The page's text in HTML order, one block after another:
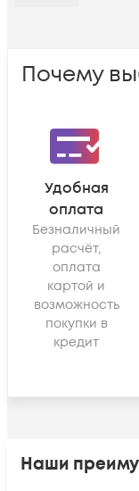
Почему
Удобная
оплата
Безналичный
расчёт,
оплата
картой и
возможность
покупки в
кредит
Наши